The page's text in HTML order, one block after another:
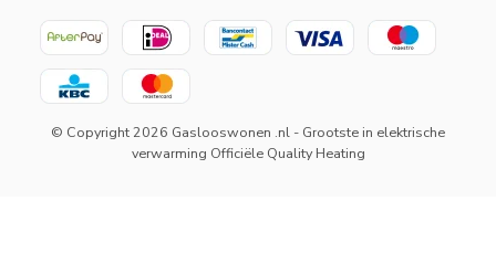
© Copyright 2026 Gaslooswonen .nl - Grootste in elektrische
verwarming Officiële Quality Heating